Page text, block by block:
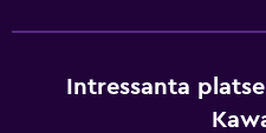
Intressanta